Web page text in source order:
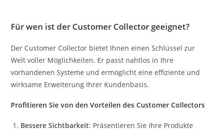
Für wen ist der Customer Collector geeignet?
Der Customer Collector bietet Ihnen einen Schlüssel zur
Welt voller Möglichkeiten. Er passt nahtlos in Ihre
vorhandenen Systeme und ermöglicht eine effiziente und
wirksame Erweiterung Ihrer Kundenbasis.
Profitieren Sie von den Vorteilen des Customer Collectors
Bessere Sichtbarkeit: Präsentieren Sie Ihre Produkte